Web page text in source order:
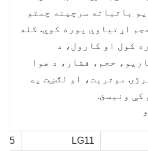
باثباته سرچینه چمتو
اړتیاوې پوره کوي. کله
کول او کارول، د
حجم، فشار، د هوا
موثریت، او لګښت په
کې ونیسئ.
LG11